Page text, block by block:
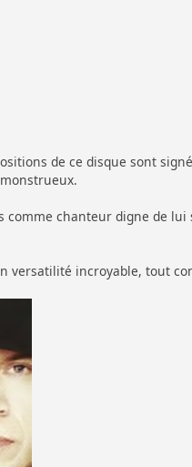
de ce disque sont
chanteur digne de lui
versatilité incroyable, tout